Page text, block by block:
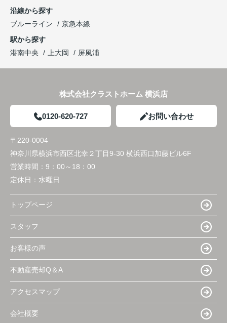
沿線から探す
ブルーライン
京急本線
駅から探す
港南中央
上大岡 屏風浦
株式会社クラストホーム 横浜店
0120-620-727 お問い合わせ
〒220-0004
神奈川県横浜市西区北幸２丁目9-30 横浜西口加藤ビル6F
営業時間： 9：00～18：00
定休日： 水曜日
トップページ
スタッフ
お客様の声
不動産売却Q＆A
アクセスマップ
会社概要